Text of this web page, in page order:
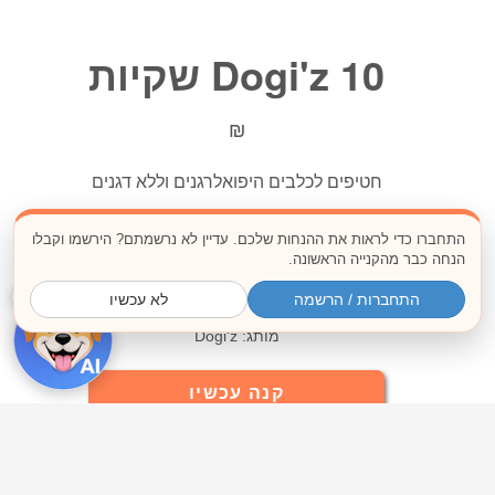
Dogi'z 10 שקיות
₪
חטיפים לכלבים היפואלרגנים וללא דגנים
משקל:
80 גר'
מותג: Dogi'z
קנה עכשיו
×
התחברו כדי לראות את ההנחות שלכם. עדיין לא נרשמתם? הירשמו וקבלו
הנחה כבר מהקנייה הראשונה.
התחברות / הרשמה לא עכשיו